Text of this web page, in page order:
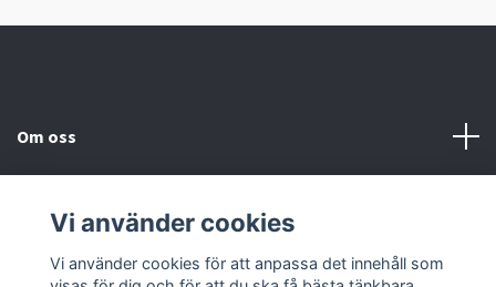
Om oss
Sociala medier
Vi använder cookies
Vi använder cookies för att anpassa det innehåll som